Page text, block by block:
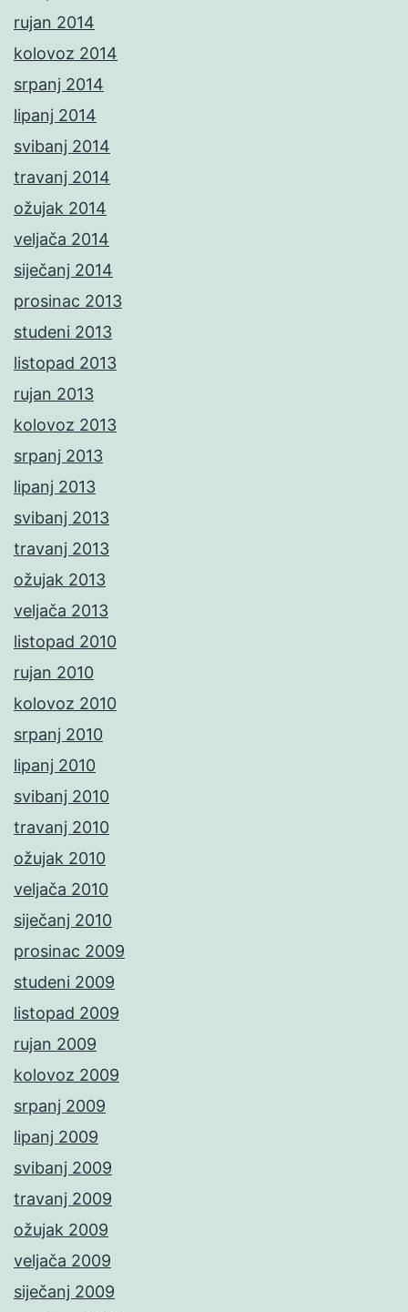
rujan 2014
kolovoz 2014
srpanj 2014
lipanj 2014
svibanj 2014
travanj 2014
ožujak 2014
veljača 2014
siječanj 2014
prosinac 2013
studeni 2013
listopad 2013
rujan 2013
kolovoz 2013
srpanj 2013
lipanj 2013
svibanj 2013
travanj 2013
ožujak 2013
veljača 2013
listopad 2010
rujan 2010
kolovoz 2010
srpanj 2010
lipanj 2010
svibanj 2010
travanj 2010
ožujak 2010
veljača 2010
siječanj 2010
prosinac 2009
studeni 2009
listopad 2009
rujan 2009
kolovoz 2009
srpanj 2009
lipanj 2009
svibanj 2009
travanj 2009
ožujak 2009
veljača 2009
siječanj 2009